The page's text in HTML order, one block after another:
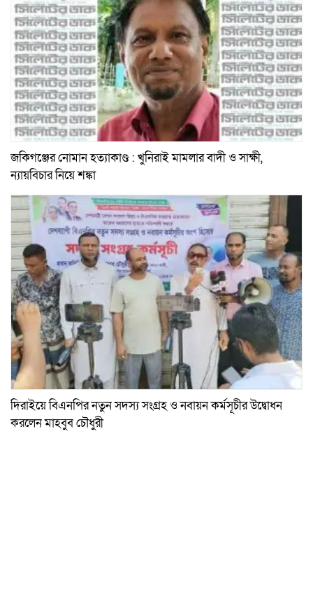
জকিগঞ্জের নোমান হত্যাকাণ্ড : খুনিরাই মামলার বাদী ও সাক্ষী,
ন্যায়বিচার নিয়ে শঙ্কা
দিরাইয়ে বিএনপির নতুন সদস্য সংগ্রহ ও নবায়ন কর্মসূচীর উদ্বোধন
করলেন মাহবুব চৌধুরী